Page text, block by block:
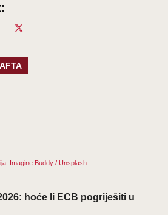
Share
LinkedIn
Imagine Buddy / Unsplash
hoće li ECB pogriješiti u